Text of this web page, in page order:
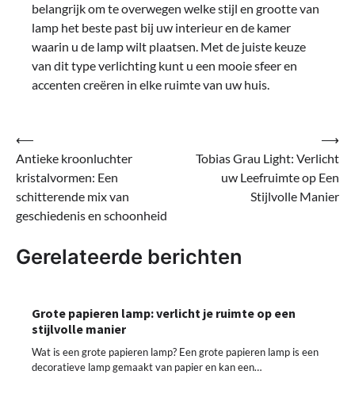
belangrijk om te overwegen welke stijl en grootte van
lamp het beste past bij uw interieur en de kamer
waarin u de lamp wilt plaatsen. Met de juiste keuze
van dit type verlichting kunt u een mooie sfeer en
accenten creëren in elke ruimte van uw huis.
Bericht
navigatie
⟵
Antieke kroonluchter
kristalvormen: Een
schitterende mix van
geschiedenis en schoonheid
Tobias Grau Light: Verlicht
uw Leefruimte op Een
Stijlvolle Manier
⟶
Gerelateerde berichten
Grote papieren lamp: verlicht je ruimte op een
stijlvolle manier
Wat is een grote papieren lamp? Een grote papieren lamp is een
decoratieve lamp gemaakt van papier en kan een…